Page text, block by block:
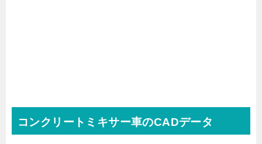
コンクリートミキサー車のCADデータ